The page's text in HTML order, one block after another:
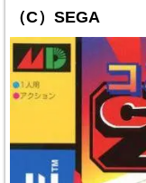
（C）SEGA